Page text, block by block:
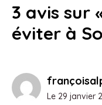
3 avis sur
éviter à
Le 29 janvier